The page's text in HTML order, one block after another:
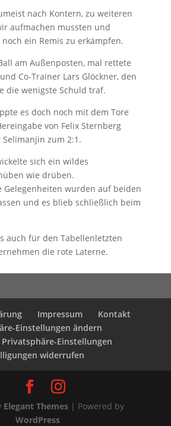
nach Kontern, zu weiteren
aufmachen mussten und
ein Remis zu erkämpfen.
am Außenposten, mal rettete
Co-Trainer Lars Glöckner, den
die wenigste Schuld traf.
es doch noch mit dem Tore
von Felix Sternberg
zum 2:1.
sich ein wildes
wie drüben.
Gelegenheiten wurden auf beiden
und es blieb schließlich beim
auch für den Tabellenletzten
die rote Laterne.
Impressum
Kontakt
Einstellungen ändern
Einstellungen
widerrufen
Elegant Themes| Powered by
WordPress